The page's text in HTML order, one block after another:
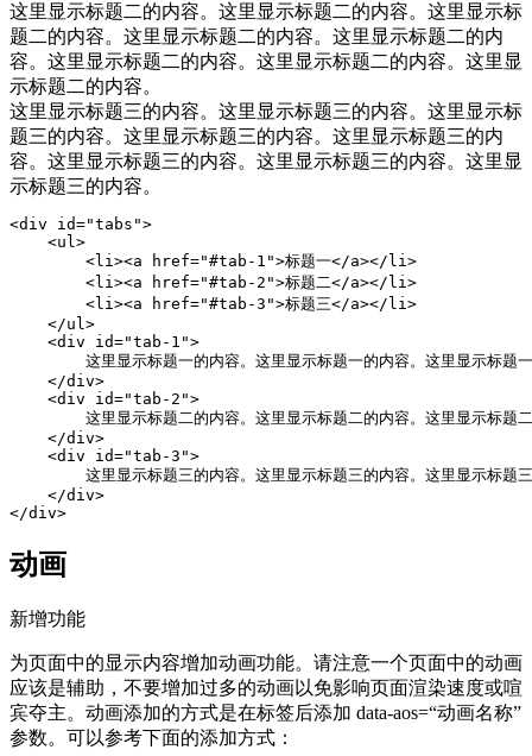
这里显示标题二的内容。这里显示标题二的内容。这里显示标
题二的内容。这里显示标题二的内容。这里显示标题二的内
容。这里显示标题二的内容。这里显示标题二的内容。这里显
示标题二的内容。
这里显示标题三的内容。这里显示标题三的内容。这里显示标
题三的内容。这里显示标题三的内容。这里显示标题三的内
容。这里显示标题三的内容。这里显示标题三的内容。这里显
示标题三的内容。
<div id="tabs">
    <ul>
        <li><a href="#tab-1">标题一</a></li>
        <li><a href="#tab-2">标题二</a></li>
        <li><a href="#tab-3">标题三</a></li>
    </ul>
    <div id="tab-1">
这里显示标题一的内容。这里显示标题一的内容。这里显示标题
    </div>
    <div id="tab-2">
这里显示标题二的内容。这里显示标题二的内容。这里显示标题
    </div>
    <div id="tab-3">
这里显示标题三的内容。这里显示标题三的内容。这里显示标题
    </div>
</div>
动画
新增功能
为页面中的显示内容增加动画功能。请注意一个页面中的动画
应该是辅助，不要增加过多的动画以免影响页面渲染速度或喧
宾夺主。动画添加的方式是在标签后添加 data-aos=“动画名称”
参数。可以参考下面的添加方式：